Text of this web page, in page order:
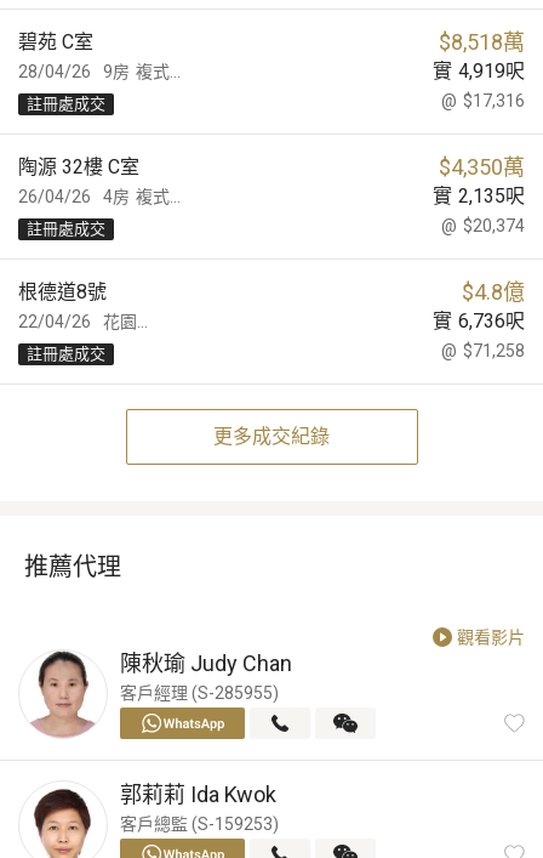
28/04/26
碧苑 C室 $8,518萬
複式... 實 4,919呎
9房
@ $17,316
註冊處成交
26/04/26
陶源 32樓 C室 $4,350萬
複式... 實 2,135呎
4房
@ $20,374
註冊處成交
22/04/26
根德道8號 $4.8億
花園... 實 6,736呎
@ $71,258
註冊處成交
更多成交紀錄
推薦代理
觀看影片
陳秋瑜 Judy Chan
客戶經理 (S-285955)
郭莉莉 Ida Kwok
客戶總監 (S-159253)